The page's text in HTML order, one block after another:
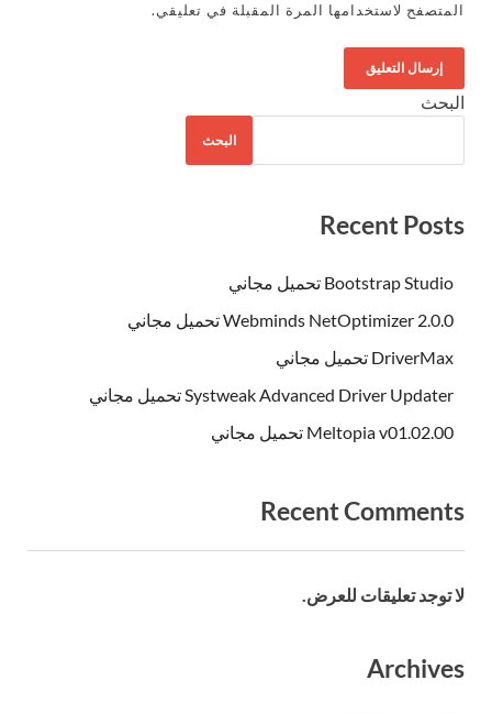
المتصفح لاستخدامها المرة المقبلة في تعليقي.
البحث
البحث
Recent Posts
Bootstrap Studio تحميل مجاني
Webminds NetOptimizer 2.0.0 تحميل مجاني
DriverMax تحميل مجاني
Systweak Advanced Driver Updater تحميل مجاني
Meltopia v01.02.00 تحميل مجاني
Recent Comments
لا توجد تعليقات للعرض.
Archives